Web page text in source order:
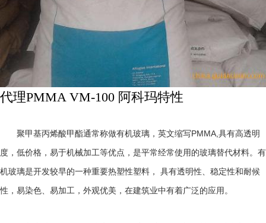
代理PMMA VM-100 阿科玛特性
聚甲基丙烯酸甲酯通常称做有机玻璃，英文缩写PMMA, 具有高透明
度，低价格，易于机械加工等优点，是平常经常使用的玻璃替代材料。有
机玻璃是开发较早的一种重要热塑性塑料， 具有透明性、稳定性和耐候
性，易染色、易加工，外观优美，在建筑业中有着广泛的应用。